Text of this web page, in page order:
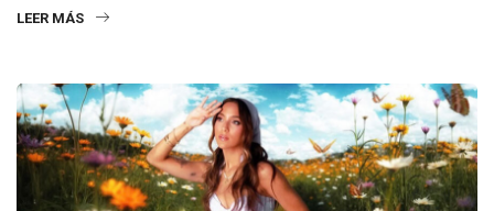
LEER MÁS